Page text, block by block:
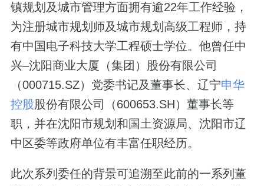
镇规划及城市管理方面拥有逾22年工作经验，
为注册城市规划师及城市规划高级工程师，持
有中国电子科技大学工程硕士学位。他曾任中
兴–沈阳商业大厦（集团）股份有限公司
（000715.SZ）党委书记及董事长、辽宁申华
控股股份有限公司（600653.SH）董事长等
职，并在沈阳市规划和国土资源局、沈阳市辽
中区委等政府单位有丰富任职经历。
此次系列委任的背景可追溯至此前的一系列董